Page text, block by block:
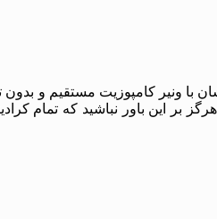
درمانشان با ونیر کامپوزیت مستقیم و
این باور نباشید که تمام